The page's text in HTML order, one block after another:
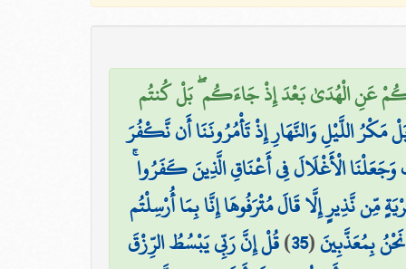
عَنِ الْهُدَىٰ بَعْدَ إِذْ جَاءَكُم ۖ بَلْ كُنتُم
مَكْرُ اللَّيْلِ وَالنَّهَارِ إِذْ تَأْمُرُونَنَا أَن نَّكْفُرَ
وَجَعَلْنَا الْأَغْلَالَ فِي أَعْنَاقِ الَّذِينَ كَفَرُوا
مِّن نَّذِيرٍ إِلَّا قَالَ مُتْرَفُوهَا إِنَّا بِمَا أُرْسِلْتُم
بِمُعَذَّبِينَ(
35
)قُلْ إِنَّ رَبِّي يَبْسُطُ الرِّزْقَ